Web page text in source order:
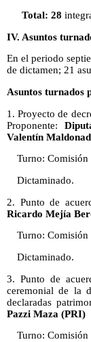
Total: 28
IV. Asuntos
En el periodo
de dictamen; 21
Asuntos turnados
1. Proyecto de
Proponente:
Valentín
Turno:
Dictaminado.
2. Punto de
Ricardo Mejía
Turno:
Dictaminado.
3. Punto de
ceremonial de la
declaradas
Pazzi Maza (PRI)
Turno: